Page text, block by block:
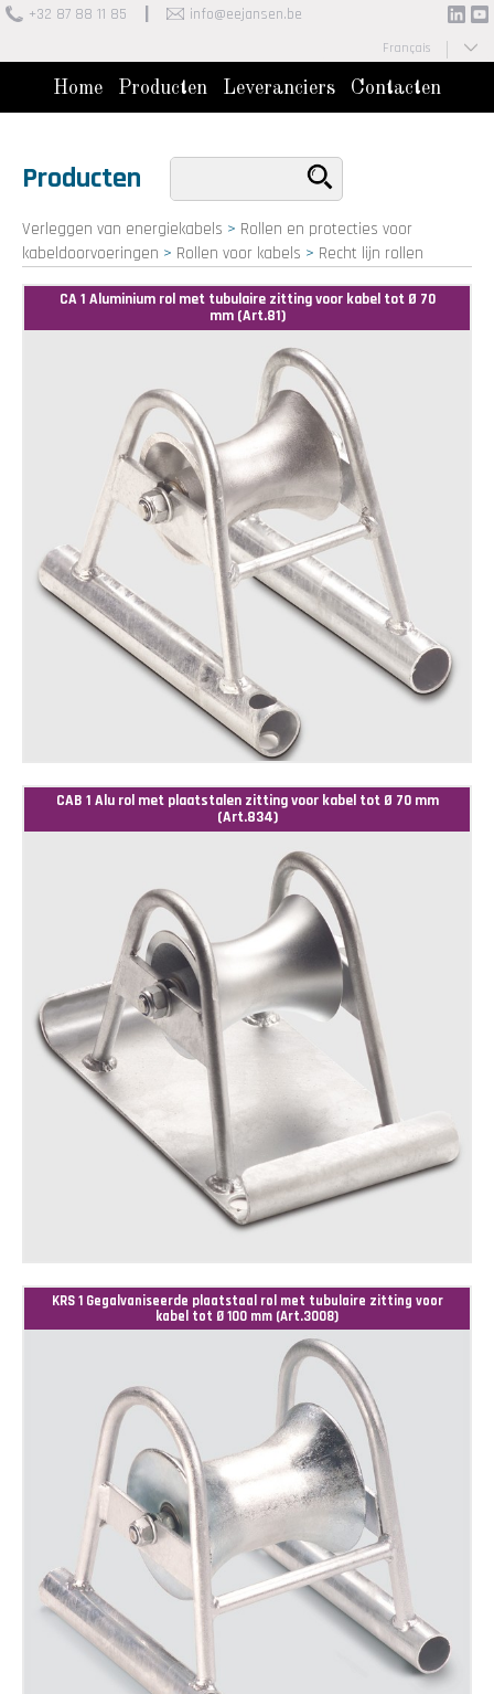
+32 87 88 11 85 info@eejansen.be
Français
Nederlands
Home Producten Leveranciers Contacten
Producten
Verleggen van energiekabels > Rollen en protecties voor
kabeldoorvoeringen > Rollen voor kabels > Recht lijn rollen
CA 1 Aluminium rol met tubulaire zitting voor kabel tot Ø 70
mm (Art.81)
CAB 1 Alu rol met plaatstalen zitting voor kabel tot Ø 70 mm
(Art.834)
KRS 1 Gegalvaniseerde plaatstaal rol met tubulaire zitting voor
kabel tot Ø 100 mm (Art.3008)